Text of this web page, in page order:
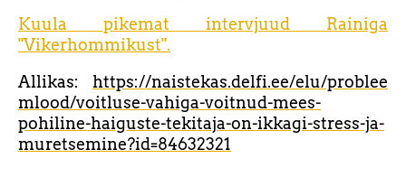
Kuula pikemat intervjuud Rainiga
"Vikerhommikust".
Allikas: https://naistekas.delfi.ee/elu/problee
mlood/voitluse-vahiga-voitnud-mees-
pohiline-haiguste-tekitaja-on-ikkagi-stress-ja-
muretsemine?id=84632321